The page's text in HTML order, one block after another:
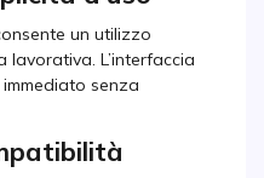
un utilizzo
lavorativa. L’interfaccia
senza